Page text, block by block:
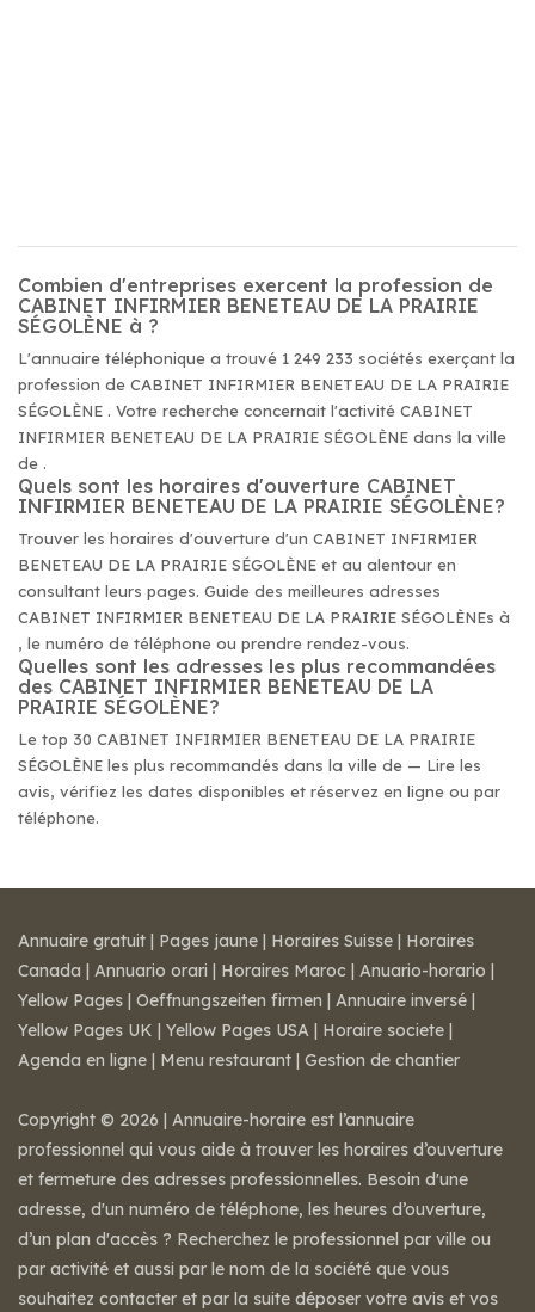
Combien d'entreprises exercent la profession de
CABINET INFIRMIER BENETEAU DE LA PRAIRIE
SÉGOLÈNE à ?
L'annuaire téléphonique a trouvé 1 249 233 sociétés exerçant la
profession de CABINET INFIRMIER BENETEAU DE LA PRAIRIE
SÉGOLÈNE . Votre recherche concernait l'activité CABINET
INFIRMIER BENETEAU DE LA PRAIRIE SÉGOLÈNE dans la ville
de .
Quels sont les horaires d'ouverture CABINET
INFIRMIER BENETEAU DE LA PRAIRIE SÉGOLÈNE?
Trouver les horaires d'ouverture d'un CABINET INFIRMIER
BENETEAU DE LA PRAIRIE SÉGOLÈNE et au alentour en
consultant leurs pages. Guide des meilleures adresses
CABINET INFIRMIER BENETEAU DE LA PRAIRIE SÉGOLÈNEs à
, le numéro de téléphone ou prendre rendez-vous.
Quelles sont les adresses les plus recommandées
des CABINET INFIRMIER BENETEAU DE LA
PRAIRIE SÉGOLÈNE?
Le top 30 CABINET INFIRMIER BENETEAU DE LA PRAIRIE
SÉGOLÈNE les plus recommandés dans la ville de — Lire les
avis, vérifiez les dates disponibles et réservez en ligne ou par
téléphone.
Annuaire gratuit | Pages jaune | Horaires Suisse | Horaires
Canada | Annuario orari | Horaires Maroc | Anuario-horario |
Yellow Pages | Oeffnungszeiten firmen | Annuaire inversé |
Yellow Pages UK | Yellow Pages USA | Horaire societe |
Agenda en ligne | Menu restaurant | Gestion de chantier
Copyright © 2026 | Annuaire-horaire est l’annuaire
professionnel qui vous aide à trouver les horaires d’ouverture
et fermeture des adresses professionnelles. Besoin d'une
adresse, d'un numéro de téléphone, les heures d’ouverture,
d’un plan d'accès ? Recherchez le professionnel par ville ou
par activité et aussi par le nom de la société que vous
souhaitez contacter et par la suite déposer votre avis et vos